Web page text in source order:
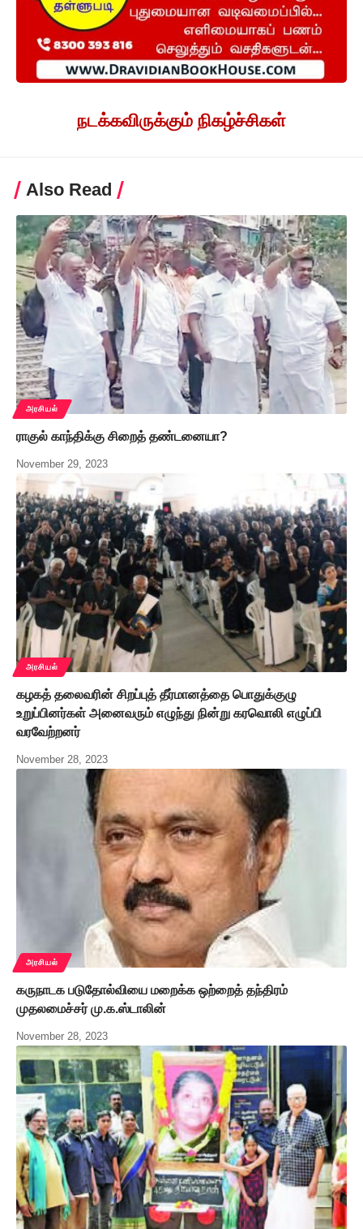
நடக்கவிருக்கும் நிகழ்ச்சிகள்
Also Read
அரசியல்
ராகுல் காந்திக்கு சிறைத் தண்டனையா?
November 29, 2023
அரசியல்
கழகத் தலைவரின் சிறப்புத் தீர்மானத்தை பொதுக்குழு
உறுப்பினர்கள் அனைவரும் எழுந்து நின்று கரவொலி எழுப்பி
வரவேற்றனர்
November 28, 2023
அரசியல்
கருநாடக படுதோல்வியை மறைக்க ஒற்றைத் தந்திரம்
முதலமைச்சர் மு.க.ஸ்டாலின்
November 28, 2023